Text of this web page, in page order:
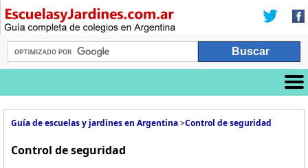
Guía de escuelas y jardines en Argentina>Control de seguridad
Control de seguridad